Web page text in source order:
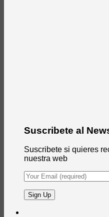
Suscribete al
Suscribete si quieres
nuestra web